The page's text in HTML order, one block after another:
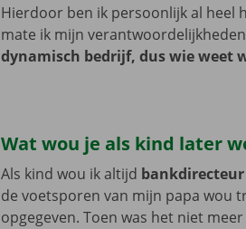
Hierdoor ben ik persoonlijk al heel
mate ik mijn
dynamisch bedrijf, dus wie weet
Wat wou je als kind later
Als kind wou ik altijd bankdirecteur
de voetsporen van mijn papa wou
opgegeven. Toen was het niet